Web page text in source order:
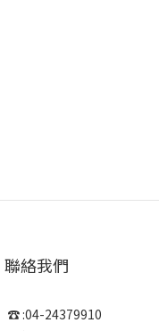
聯絡我們
☎ :04-24379910